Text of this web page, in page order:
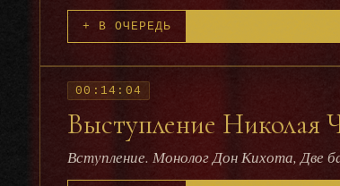
+ В ОЧЕРЕДЬ
Выступление Николая
Вступление. Монолог Дон Кихота, Две
00:14:04